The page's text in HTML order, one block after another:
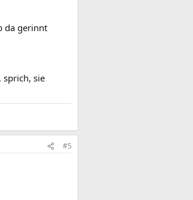
da gerinnt
sprich, sie
#5